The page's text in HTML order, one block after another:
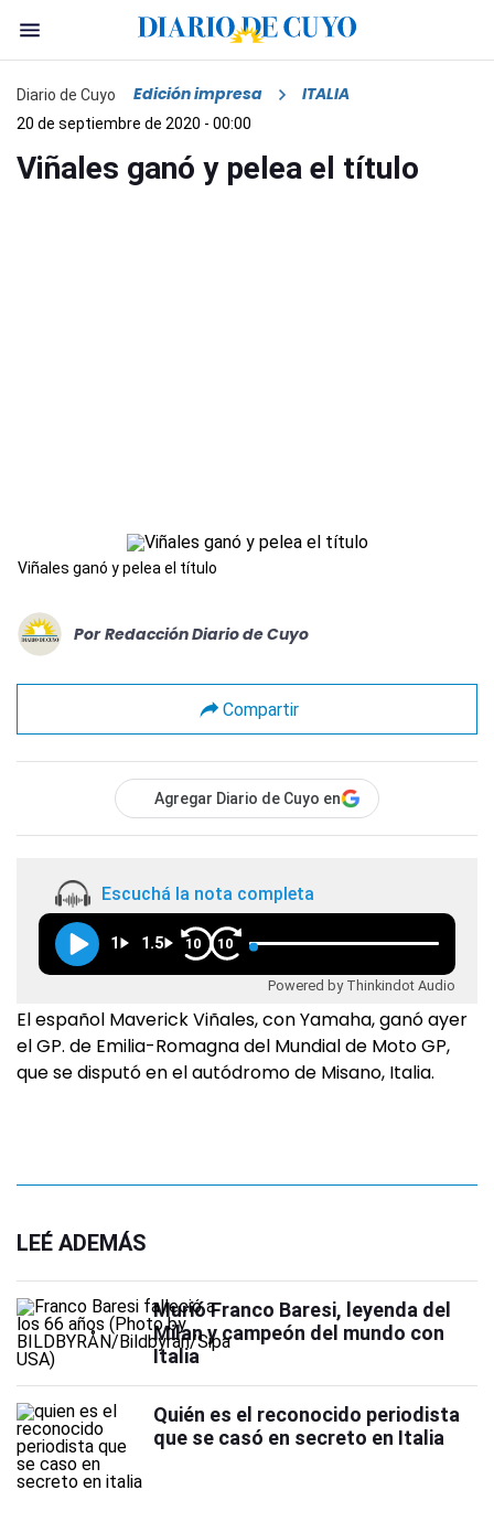
Diario de Cuyo Edición impresa ITALIA
20 de septiembre de 2020 - 00:00
Viñales ganó y pelea el título
Viñales ganó y pelea el título
Por Redacción Diario de Cuyo
Compartir
Agregar Diario de Cuyo en
Escuchá la nota completa
1 1.5 10 10
Powered by Thinkindot Audio
El español Maverick Viñales, con Yamaha, ganó ayer
el GP. de Emilia-Romagna del Mundial de Moto GP,
que se disputó en el autódromo de Misano, Italia.
LEÉ ADEMÁS
Murió Franco Baresi, leyenda del
Milan y campeón del mundo con
Italia
Quién es el reconocido periodista
que se casó en secreto en Italia